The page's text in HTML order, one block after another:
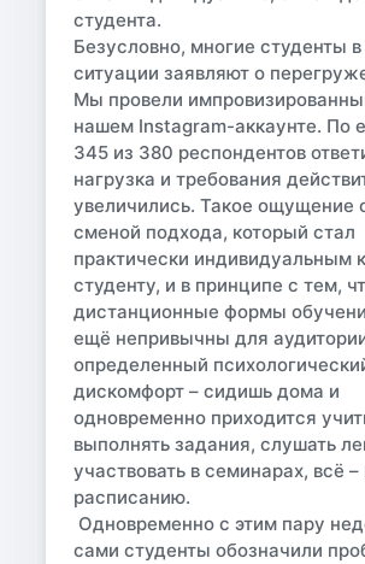
студента.
Безусловно, многие студенты в
ситуации заявляют о
Мы провели
нашем Instagram-аккаунте. По
345 из 380 респондентов
нагрузка и требования
увеличились. Такое ощущение
сменой подхода, который стал
практически индивидуальным
студенту, и в принципе с тем,
дистанционные формы
ещё непривычны для
определенный
дискомфорт – сидишь дома и
одновременно приходится
выполнять задания, слушать
участвовать в семинарах, всё –
расписанию.
Одновременно с этим пару
сами студенты обозначили